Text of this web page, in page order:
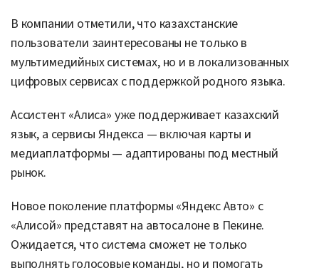
В компании отметили, что казахстанские
пользователи заинтересованы не только в
мультимедийных системах, но и в локализованных
цифровых сервисах с поддержкой родного языка.
Ассистент «Алиса» уже поддерживает казахский
язык, а сервисы Яндекса — включая карты и
медиаплатформы — адаптированы под местный
рынок.
Новое поколение платформы «Яндекс Авто» с
«Алисой» представят на автосалоне в Пекине.
Ожидается, что система сможет не только
выполнять голосовые команды, но и помогать